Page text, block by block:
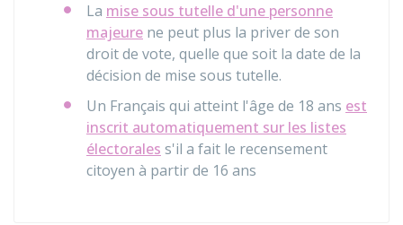
La mise sous tutelle d'une personne
majeure ne peut plus la priver de son
droit de vote, quelle que soit la date de la
décision de mise sous tutelle.
Un Français qui atteint l'âge de 18 ans est
inscrit automatiquement sur les listes
électorales s'il a fait le recensement
citoyen à partir de 16 ans